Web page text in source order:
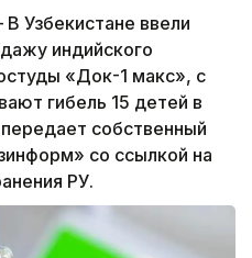
ввели
индийского
«Док-1 макс», с
гибель 15 детей в
собственный
со ссылкой на
РУ.